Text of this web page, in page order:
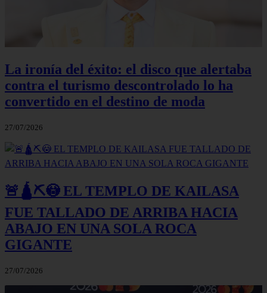
La ironía del éxito: el disco que alertaba
contra el turismo descontrolado lo ha
convertido en el destino de moda
27/07/2026
🚨🛕⛏️😳 EL TEMPLO DE KAILASA
FUE TALLADO DE ARRIBA HACIA
ABAJO EN UNA SOLA ROCA
GIGANTE
27/07/2026